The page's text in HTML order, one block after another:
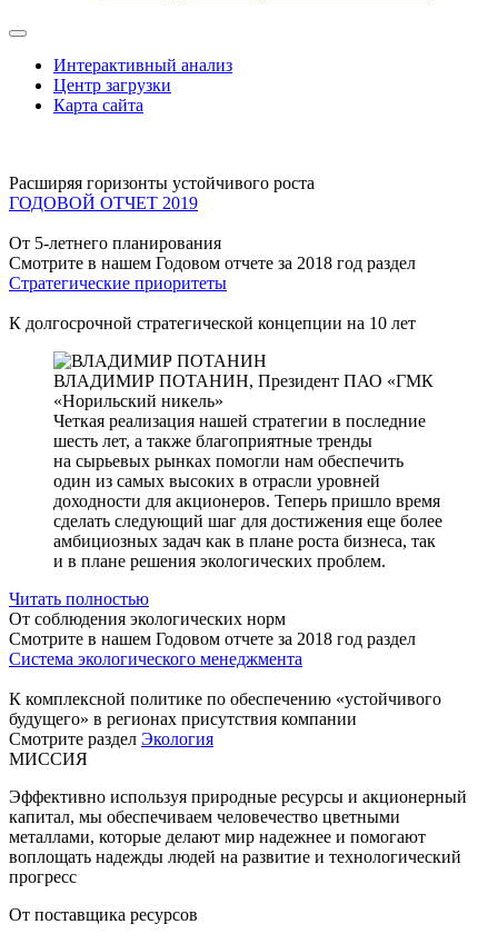
Интерактивный анализ
Центр загрузки
Карта сайта
Расширяя горизонты устойчивого роста
ГОДОВОЙ ОТЧЕТ 2019
От 5-летнего планирования
Смотрите в нашем Годовом отчете за 2018 год раздел
Стратегические приоритеты
К долгосрочной стратегической концепции на 10 лет
ВЛАДИМИР ПОТАНИН, Президент ПАО «ГМК
«Норильский никель»
Четкая реализация нашей стратегии в последние
шесть лет, а также благоприятные тренды
на сырьевых рынках помогли нам обеспечить
один из самых высоких в отрасли уровней
доходности для акционеров. Теперь пришло время
сделать следующий шаг для достижения еще более
амбициозных задач как в плане роста бизнеса, так
и в плане решения экологических проблем.
Читать полностью
От соблюдения экологических норм
Смотрите в нашем Годовом отчете за 2018 год раздел
Система экологического менеджмента
К комплексной политике по обеспечению «устойчивого
будущего» в регионах присутствия компании
Смотрите раздел Экология
МИССИЯ
Эффективно используя природные ресурсы и акционерный
капитал, мы обеспечиваем человечество цветными
металлами, которые делают мир надежнее и помогают
воплощать надежды людей на развитие и технологический
прогресс
От поставщика ресурсов